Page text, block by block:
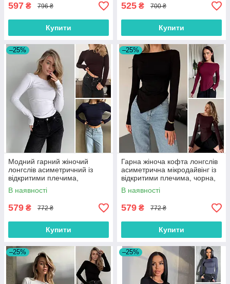
597 ₴ 796 ₴
Купити
525 ₴ 700 ₴
Купити
–25%
Модний гарний жіночий
лонгслів асиметричний із
відкритими плечима,
бордовий, чорний,
коричневий
В наявності
579 ₴ 772 ₴
Купити
–25%
Гарна жіноча кофта лонгслів
асиметрична мікродайвінг із
відкритими плечима, чорна,
коричнева, бордова
В наявності
579 ₴ 772 ₴
Купити
–25% –25%